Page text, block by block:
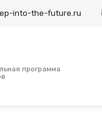
into-the-future.ru
программа